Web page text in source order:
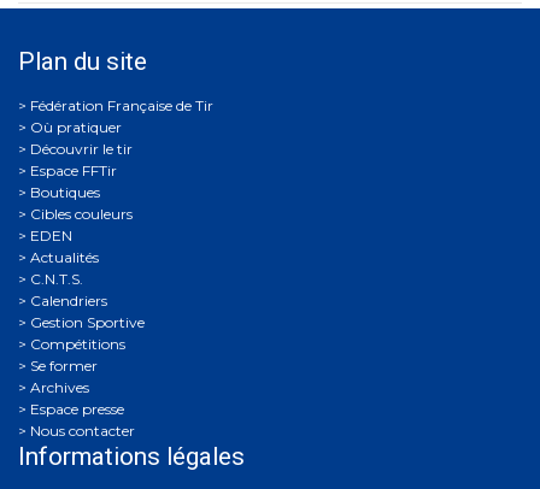
Plan du site
Où pratiquer
Découvrir le tir
Espace FFTir
Boutiques
Cibles couleurs
EDEN
Actualités
C.N.T.S.
Calendriers
Gestion Sportive
Compétitions
Se former
Archives
Espace presse
Nous contacter
Informations légales